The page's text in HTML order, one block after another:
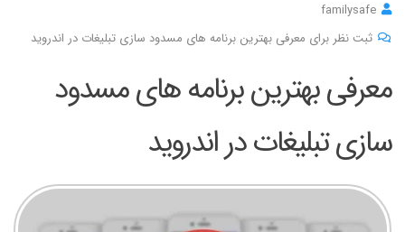
familysafe
ثبت نظر برای معرفی بهترین برنامه های مسدود سازی تبلیغات در اندروید
معرفی بهترین برنامه های مسدود
سازی تبلیغات در اندروید